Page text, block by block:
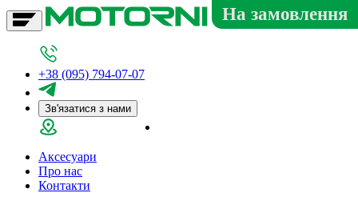
+38 (095) 794-07-07
Зв'язатися з нами
Аксесуари
Про нас
Контакти
На замовлення